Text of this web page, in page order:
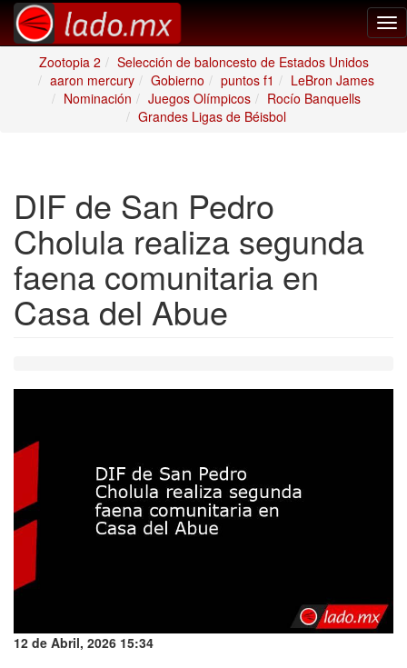
Zootopia 2
Selección de baloncesto de Estados Unidos
aaron mercury
Gobierno puntos f1
LeBron James
Nominación
Juegos Olímpicos
Rocío Banquells
Grandes Ligas de Béisbol
DIF de San Pedro
Cholula realiza segunda
faena comunitaria en
Casa del Abue
12 de Abril, 2026 15:34